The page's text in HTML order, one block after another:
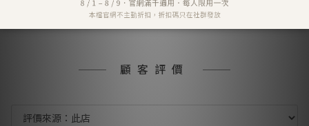
信用卡分期付款-三期
顧客評價